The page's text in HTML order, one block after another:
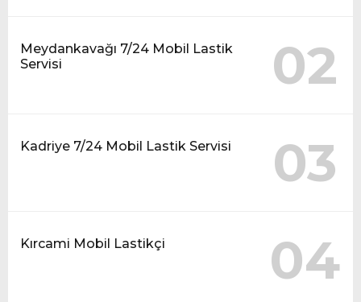
Meydankavağı 7/24 Mobil Lastik
Servisi
02
Kadriye 7/24 Mobil Lastik Servisi 03
Kırcami Mobil Lastikçi 04